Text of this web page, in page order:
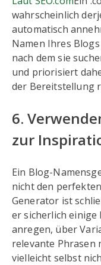
wahrscheinlich
automatisch
Namen Ihres
nach dem sie
und priorisiert
der Bereitstellung
6.
zur
Ein Blog-
nicht den
Generator ist
er sicherlich einige
anregen, über
relevante Phrasen
vielleicht selbst